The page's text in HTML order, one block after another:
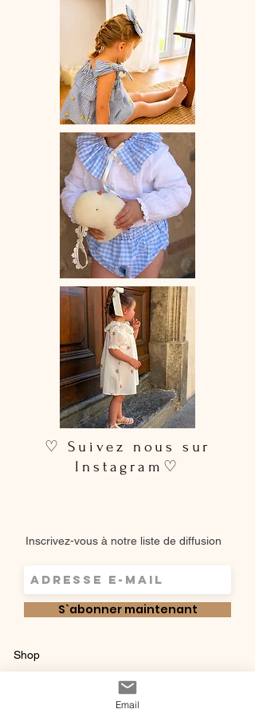
♡ Le délai de fabrication est de 15 à
28 jours ouvrés selon les commandes
♡ Lavage à la main ou en machine
30° max, couleurs similaires, cycle
délicat. Ne pas utilser de sèche-linge.
♡ Suivez nous sur
Instagram♡
Inscrivez-vous à notre liste de diffusion
S`abonner maintenant
Shop
instagram
Email